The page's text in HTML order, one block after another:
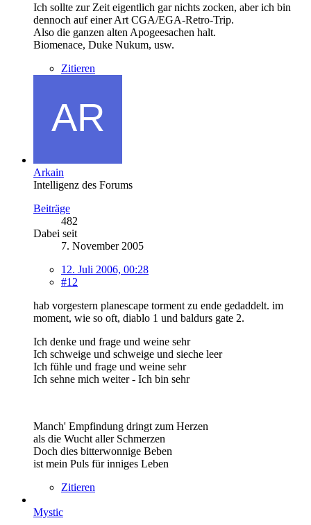
Ich sollte zur Zeit eigentlich gar nichts zocken, aber ich bin
dennoch auf einer Art CGA/EGA-Retro-Trip.
Also die ganzen alten Apogeesachen halt.
Biomenace, Duke Nukum, usw.
Zitieren
Arkain
Intelligenz des Forums
Beiträge
482
Dabei seit
7. November 2005
12. Juli 2006, 00:28
#12
hab vorgestern planescape torment zu ende gedaddelt. im
moment, wie so oft, diablo 1 und baldurs gate 2.
Ich denke und frage und weine sehr
Ich schweige und schweige und sieche leer
Ich fühle und frage und weine sehr
Ich sehne mich weiter - Ich bin sehr
Manch' Empfindung dringt zum Herzen
als die Wucht aller Schmerzen
Doch dies bitterwonnige Beben
ist mein Puls für inniges Leben
Zitieren
Mystic